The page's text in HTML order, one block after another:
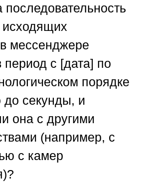
последовательность
мессенджере
период с [дата] по
порядке
до секунды, и
она с другими
(например, с
с камер